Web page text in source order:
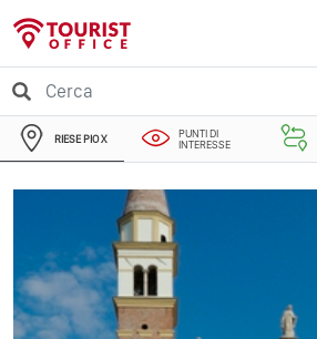
RIESE PIO X
PUNTI DI
INTERESSE